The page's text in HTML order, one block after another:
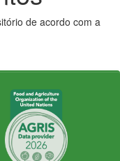
de acordo com a